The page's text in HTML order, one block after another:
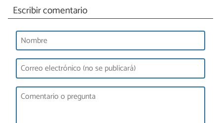
Escribir comentario